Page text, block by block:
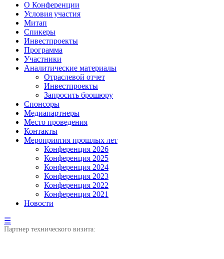
О Конференции
Условия участия
Митап
Спикеры
Инвестпроекты
Программа
Участники
Аналитические материалы
Отраслевой отчет
Инвестпроекты
Запросить брошюру
Спонсоры
Медиапартнеры
Место проведения
Контакты
Мероприятия прошлых лет
Конференция 2026
Конференция 2025
Конференция 2024
Конференция 2023
Конференция 2022
Конференция 2021
Новости
☰
Партнер технического визита: